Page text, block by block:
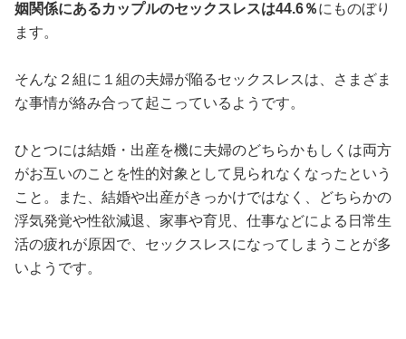
姻関係にあるカップルのセックスレスは44.6％にものぼり
ます。
そんな２組に１組の夫婦が陥るセックスレスは、さまざま
な事情が絡み合って起こっているようです。
ひとつには結婚・出産を機に夫婦のどちらかもしくは両方
がお互いのことを性的対象として見られなくなったという
こと。また、結婚や出産がきっかけではなく、どちらかの
浮気発覚や性欲減退、家事や育児、仕事などによる日常生
活の疲れが原因で、セックスレスになってしまうことが多
いようです。